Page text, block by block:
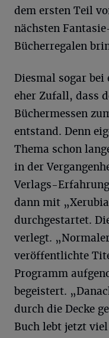
dem ersten Teil
nächsten
Bücherregalen
Diesmal sogar bei
eher Zufall, dass
Büchermessen
entstand. Denn
Thema schon
in der
Verlags-
dann mit
durchgestartet.
verlegt.
veröffentlichte
Programm
begeistert.
durch die Decke
Buch lebt jetzt